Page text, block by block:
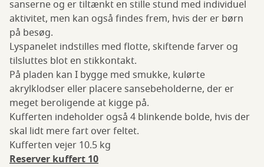
sanserne og er tiltænkt en stille stund med individuel
aktivitet, men kan også findes frem, hvis der er børn
på besøg.
Lyspanelet indstilles med flotte, skiftende farver og
tilsluttes blot en stikkontakt.
På pladen kan I bygge med smukke, kulørte
akrylklodser eller placere sansebeholderne, der er
meget beroligende at kigge på.
Kufferten indeholder også 4 blinkende bolde, hvis der
skal lidt mere fart over feltet.
Kufferten vejer 10.5 kg
Reserver kuffert 10